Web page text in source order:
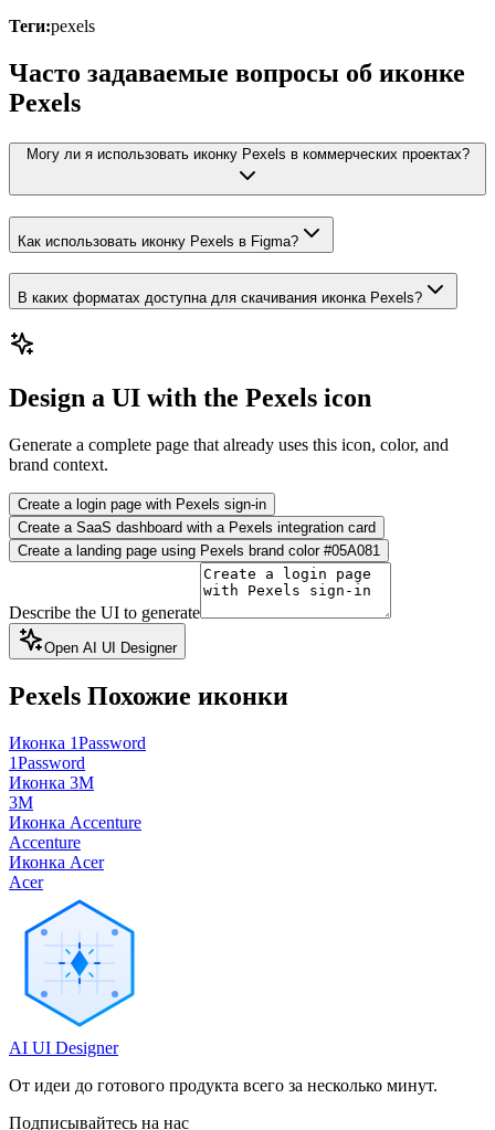
Теги:pexels
Часто задаваемые вопросы об иконке
Pexels
Могу ли я использовать иконку Pexels в коммерческих проектах?
Как использовать иконку Pexels в Figma?
В каких форматах доступна для скачивания иконка Pexels?
Design a UI with the Pexels icon
Generate a complete page that already uses this icon, color, and
brand context.
Create a login page with Pexels sign-in
Create a SaaS dashboard with a Pexels integration card
Create a landing page using Pexels brand color #05A081
Describe the UI to generate
Open AI UI Designer
Pexels Похожие иконки
Иконка 1Password
1Password
Иконка 3M
3M
Иконка Accenture
Accenture
Иконка Acer
Acer
AI UI Designer
От идеи до готового продукта всего за несколько минут.
Подписывайтесь на нас